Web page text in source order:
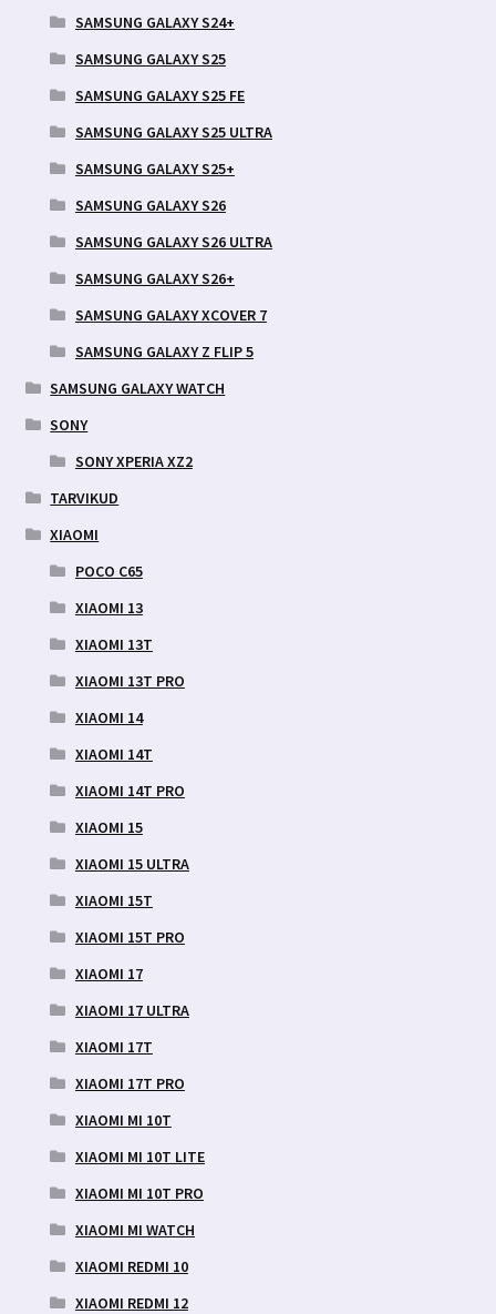
SAMSUNG GALAXY S24+
SAMSUNG GALAXY S25
SAMSUNG GALAXY S25 FE
SAMSUNG GALAXY S25 ULTRA
SAMSUNG GALAXY S25+
SAMSUNG GALAXY S26
SAMSUNG GALAXY S26 ULTRA
SAMSUNG GALAXY S26+
SAMSUNG GALAXY XCOVER 7
SAMSUNG GALAXY Z FLIP 5
SAMSUNG GALAXY WATCH
SONY
SONY XPERIA XZ2
TARVIKUD
XIAOMI
POCO C65
XIAOMI 13
XIAOMI 13T
XIAOMI 13T PRO
XIAOMI 14
XIAOMI 14T
XIAOMI 14T PRO
XIAOMI 15
XIAOMI 15 ULTRA
XIAOMI 15T
XIAOMI 15T PRO
XIAOMI 17
XIAOMI 17 ULTRA
XIAOMI 17T
XIAOMI 17T PRO
XIAOMI MI 10T
XIAOMI MI 10T LITE
XIAOMI MI 10T PRO
XIAOMI MI WATCH
XIAOMI REDMI 10
XIAOMI REDMI 12